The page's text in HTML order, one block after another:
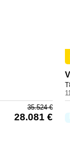
35.524€
28.081 €